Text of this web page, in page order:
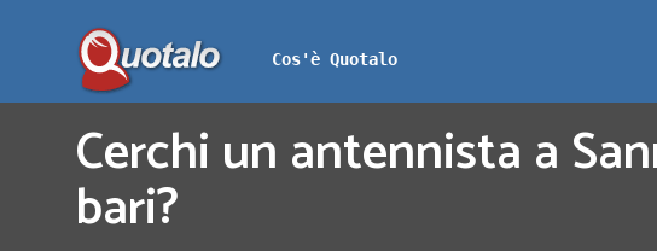
Cos'è Quotalo
Cerchi un antennista a
bari?